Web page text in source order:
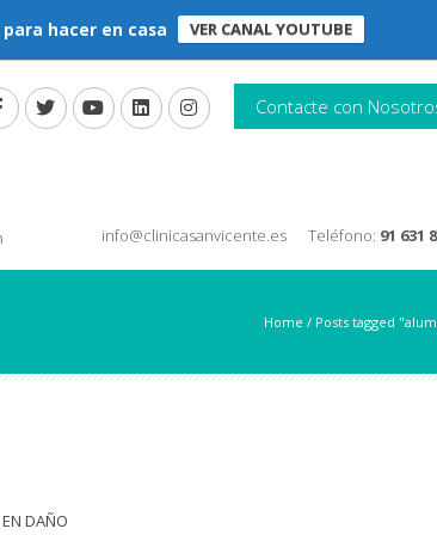
hacer en casa VER CANAL YOUTUBE
Contacte con
info@clinicasanvicente.es Teléfono: 91 631
Home / Posts tagged
DAÑO